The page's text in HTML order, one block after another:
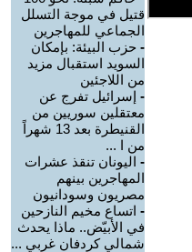
قتيل في موجة التسلل
الجماعي للمهاجرين
- حزب البيئة: بإمكان
السويد استقبال مزيد
من اللاجئين
- إسرائيل تفرج عن
معتقلين سوريين من
القنيطرة بعد 13 شهراً
من ا ...
- اليونان تنقذ عشرات
المهاجرين بينهم
مصريون وسودانيون
- اتساع مخيم النازحين
في الأبيّض.. ماذا يحدث
شمالي كردفان غربي ...